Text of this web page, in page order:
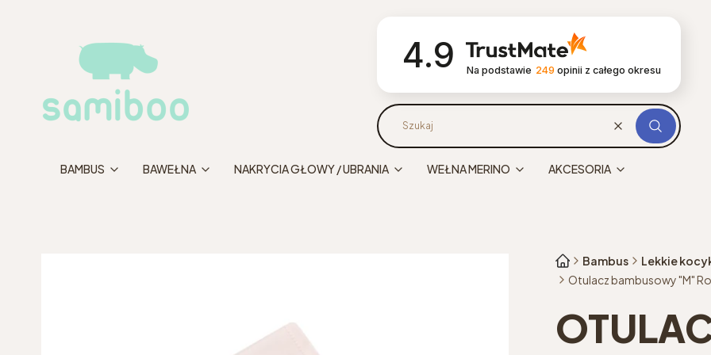
4.9 Na podstawie 249 opinii z całego okresu
WyczyśćSzukaj
BAMBUS BAWEŁNA NAKRYCIA GŁOWY / UBRANIA WEŁNA MERINO AKCESORIA
Bambus Lekkie
Otulacz bambusowy "M"